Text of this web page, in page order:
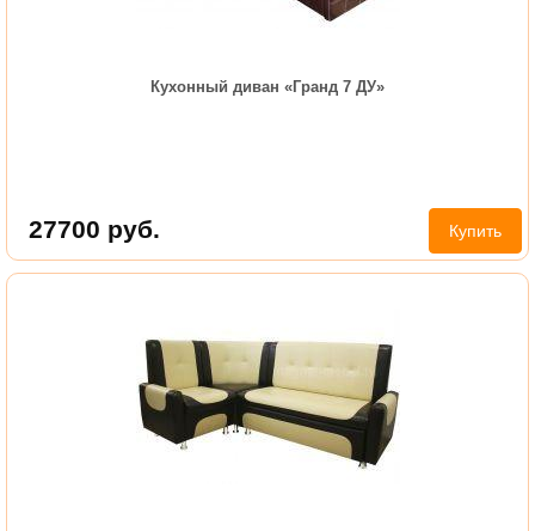
Кухонный диван «Гранд 7 ДУ»
27700 руб. Купить